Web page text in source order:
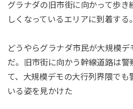
グラナダの旧市街に向かって歩き
しくなっているエリアに到着する。
どうやらグラナダ市民が大規模デ
だ。旧市街に向かう幹線道路は警
て、大規模デモの大行列界隈でも
いる姿を見かけた